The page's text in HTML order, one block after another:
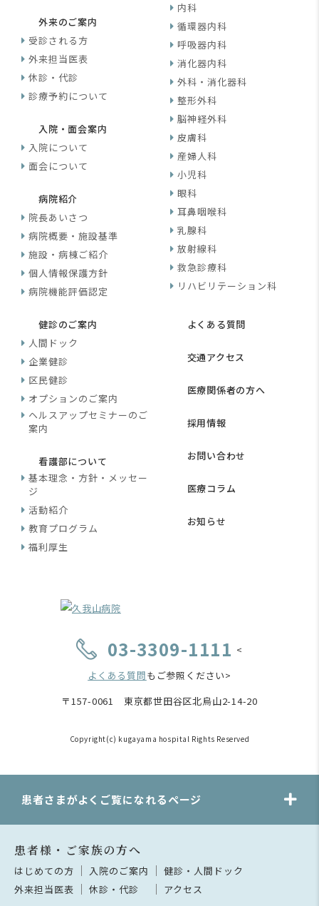
外来のご案内
受診される方
外来担当医表
休診・代診
診療予約について
入院・面会案内
入院について
面会について
病院紹介
院長あいさつ
病院概要・施設基準
施設・病棟ご紹介
個人情報保護方針
病院機能評価認定
内科
循環器内科
呼吸器内科
消化器内科
外科・消化器科
整形外科
脳神経外科
皮膚科
産婦人科
小児科
眼科
耳鼻咽喉科
乳腺科
放射線科
救急診療科
リハビリテーション科
健診のご案内
人間ドック
企業健診
区民健診
オプションのご案内
ヘルスアップセミナーのご
案内
看護部について
基本理念・方針・メッセー
ジ
活動紹介
教育プログラム
福利厚生
よくある質問
交通アクセス
医療関係者の方へ
採用情報
お問い合わせ
医療コラム
お知らせ
03-3309-1111 <
よくある質問もご参照ください>
〒157-0061 東京都世田谷区北烏山2-14-20
Copyright(c) kugayama hospital Rights Reserved
患者さまがよくご覧になれるページ
患者様・ご家族の方へ
はじめての方 入院のご案内
健診・人間ドック
外来担当医表
休診・代診 アクセス